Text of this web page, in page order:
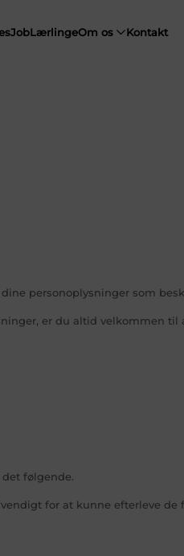
JobLærlingeOm os Kontakt
dine personoplysninger som
er du altid velkommen til
følgende.
for at kunne efterleve